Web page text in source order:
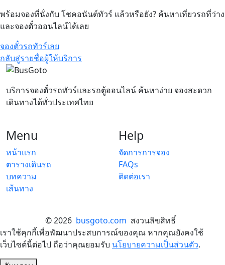
พร้อมจองที่นั่งกับ โชคอนันต์ทัวร์ แล้วหรือยัง? ค้นหาเที่ยวรถที่ว่าง
และจองตั๋วออนไลน์ได้เลย
จองตั๋วรถทัวร์เลย
กลับสู่รายชื่อผู้ให้บริการ
บริการจองตั๋วรถทัวร์และรถตู้ออนไลน์ ค้นหาง่าย จองสะดวก
เดินทางได้ทั่วประเทศไทย
Menu
หน้าแรก
ตารางเดินรถ
บทความ
เส้นทาง
Help
จัดการการจอง
FAQs
ติดต่อเรา
© 2026 busgoto.com สงวนลิขสิทธิ์
เราใช้คุกกี้เพื่อพัฒนาประสบการณ์ของคุณ หากคุณยังคงใช้
เว็บไซต์นี้ต่อไป ถือว่าคุณยอมรับ นโยบายความเป็นส่วนตัว.